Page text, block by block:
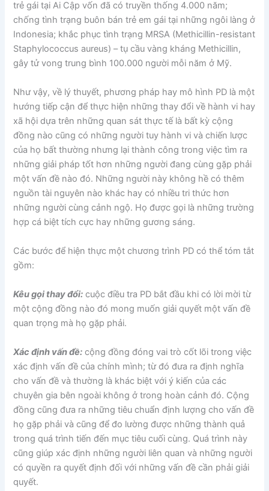
trẻ gái tại Ai Cập vốn đã có truyền thống 4.000 năm;
chống tình trạng buôn bán trẻ em gái tại những ngôi làng ở
Indonesia; khắc phục tình trạng MRSA (Methicillin-resistant
Staphylococcus aureus) – tụ cầu vàng kháng Methicillin,
gây tử vong trung bình 100.000 người mỗi năm ở Mỹ.
Như vậy, về lý thuyết, phương pháp hay mô hình PD là một
hướng tiếp cận để thực hiện những thay đổi về hành vi hay
xã hội dựa trên những quan sát thực tế là bất kỳ cộng
đồng nào cũng có những người tuy hành vi và chiến lược
của họ bất thường nhưng lại thành công trong việc tìm ra
những giải pháp tốt hơn những người đang cùng gặp phải
một vấn đề nào đó. Những người này không hề có thêm
nguồn tài nguyên nào khác hay có nhiều tri thức hơn
những người cùng cảnh ngộ. Họ được gọi là những trường
hợp cá biệt tích cực hay những gương sáng.
Các bước để hiện thực một chương trình PD có thể tóm tắt
gồm:
Kêu gọi thay đổi: cuộc điều tra PD bắt đầu khi có lời mời từ
một cộng đồng nào đó mong muốn giải quyết một vấn đề
quan trọng mà họ gặp phải.
Xác định vấn đề: cộng đồng đóng vai trò cốt lõi trong việc
xác định vấn đề của chính mình; từ đó đưa ra định nghĩa
cho vấn đề và thường là khác biệt với ý kiến của các
chuyên gia bên ngoài không ở trong hoàn cảnh đó. Cộng
đồng cũng đưa ra những tiêu chuẩn định lượng cho vấn đề
họ gặp phải và cũng để đo lường được những thành quả
trong quá trình tiến đến mục tiêu cuối cùng. Quá trình này
cũng giúp xác định những người liên quan và những người
có quyền ra quyết định đối với những vấn đề cần phải giải
quyết.